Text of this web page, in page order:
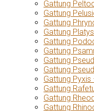
Gattung
Gattung
Gattung
Gattung
Gattung
Gattung
Gattung
Gattung
Gattung
Gattung
Gattung
Gattung